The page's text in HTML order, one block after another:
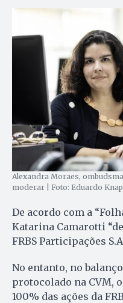
Alexandra Moraes,
moderar | Foto: Eduardo
De acordo com a
Katarina Camarotti
FRBS Participações
No entanto, no
protocolado na CVM,
100% das ações da